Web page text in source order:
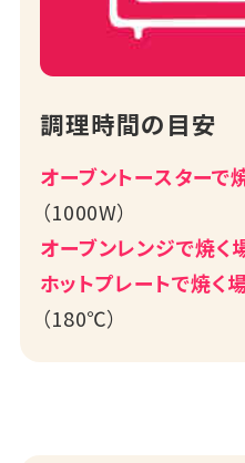
調理時間の目安
オーブントースターで
（1000W）
オーブンレンジで焼く
ホットプレートで焼く
（180℃）